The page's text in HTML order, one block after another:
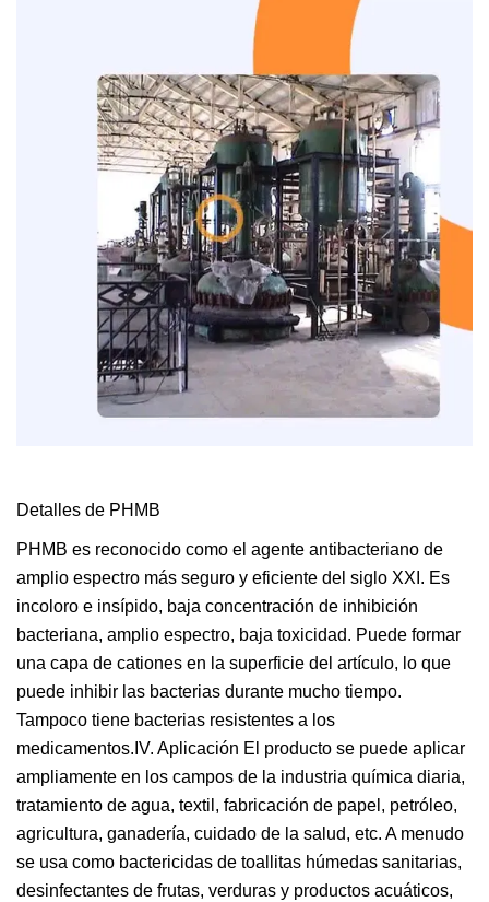
Detalles de PHMB
PHMB es reconocido como el agente antibacteriano de
amplio espectro más seguro y eficiente del siglo XXI. Es
incoloro e insípido, baja concentración de inhibición
bacteriana, amplio espectro, baja toxicidad. Puede formar
una capa de cationes en la superficie del artículo, lo que
puede inhibir las bacterias durante mucho tiempo.
Tampoco tiene bacterias resistentes a los
medicamentos.IV. Aplicación El producto se puede aplicar
ampliamente en los campos de la industria química diaria,
tratamiento de agua, textil, fabricación de papel, petróleo,
agricultura, ganadería, cuidado de la salud, etc. A menudo
se usa como bactericidas de toallitas húmedas sanitarias,
desinfectantes de frutas, verduras y productos acuáticos,